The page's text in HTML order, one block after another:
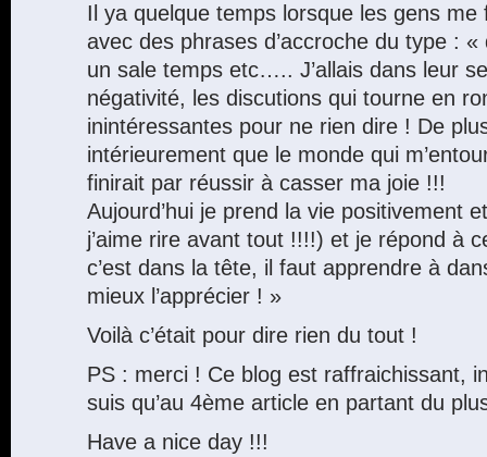
Il ya quelque temps lorsque les gens me
avec des phrases d’accroche du type :
un sale temps etc….. J’allais dans leur
négativité, les discutions qui tourne en
inintéressantes pour ne rien dire ! De
intérieurement que le monde qui
finirait par réussir à casser ma joie !!!
Aujourd’hui je prend la vie positivement
j’aime rire avant tout !!!!) et je répond à
c’est dans la tête, il faut apprendre à
mieux l’apprécier ! »
Voilà c’était pour dire rien du tout !
PS : merci ! Ce blog est raffraichissant,
suis qu’au 4ème article en partant du
Have a nice day !!!